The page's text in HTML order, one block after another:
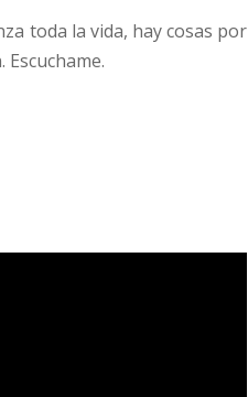
toda la vida, hay cosas por